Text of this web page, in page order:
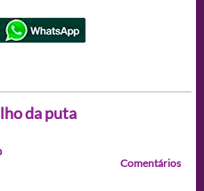
da puta
Comentários